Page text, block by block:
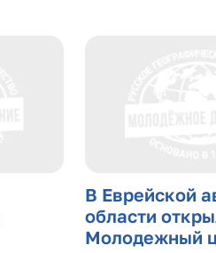
В Еврейской
области
Молодежный